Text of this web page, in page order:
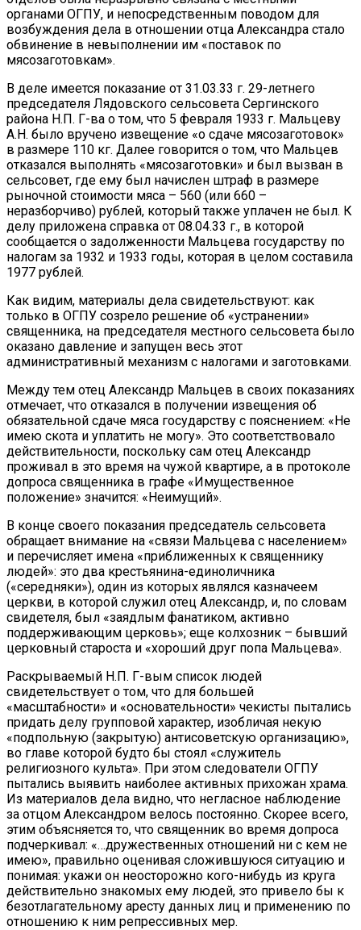
органами ОГПУ, и непосредственным поводом для
возбуждения дела в отношении отца Александра стало
обвинение в невыполнении им «поставок по
мясозаготовкам».
В деле имеется показание от 31.03.33 г. 29-летнего
председателя Лядовского сельсовета Сергинского
района Н.П. Г-ва о том, что 5 февраля 1933 г. Мальцеву
А.Н. было вручено извещение «о сдаче мясозаготовок»
в размере 110 кг. Далее говорится о том, что Мальцев
отказался выполнять «мясозаготовки» и был вызван в
сельсовет, где ему был начислен штраф в размере
рыночной стоимости мяса – 560 (или 660 –
неразборчиво) рублей, который также уплачен не был. К
делу приложена справка от 08.04.33 г., в которой
сообщается о задолженности Мальцева государству по
налогам за 1932 и 1933 годы, которая в целом составила
1977 рублей.
Как видим, материалы дела свидетельствуют: как
только в ОГПУ созрело решение об «устранении»
священника, на председателя местного сельсовета было
оказано давление и запущен весь этот
административный механизм с налогами и заготовками.
Между тем отец Александр Мальцев в своих показаниях
отмечает, что отказался в получении извещения об
обязательной сдаче мяса государству с пояснением: «Не
имею скота и уплатить не могу». Это соответствовало
действительности, поскольку сам отец Александр
проживал в это время на чужой квартире, а в протоколе
допроса священника в графе «Имущественное
положение» значится: «Неимущий».
В конце своего показания председатель сельсовета
обращает внимание на «связи Мальцева с населением»
и перечисляет имена «приближенных к священнику
людей»: это два крестьянина-единоличника
(«середняки»), один из которых являлся казначеем
церкви, в которой служил отец Александр, и, по словам
свидетеля, был «заядлым фанатиком, активно
поддерживающим церковь»; еще колхозник – бывший
церковный староста и «хороший друг попа Мальцева».
Раскрываемый Н.П. Г-вым список людей
свидетельствует о том, что для большей
«масштабности» и «основательности» чекисты пытались
придать делу групповой характер, изобличая некую
«подпольную (закрытую) антисоветскую организацию»,
во главе которой будто бы стоял «служитель
религиозного культа». При этом следователи ОГПУ
пытались выявить наиболее активных прихожан храма.
Из материалов дела видно, что негласное наблюдение
за отцом Александром велось постоянно. Скорее всего,
этим объясняется то, что священник во время допроса
подчеркивал: «…дружественных отношений ни с кем не
имею», правильно оценивая сложившуюся ситуацию и
понимая: укажи он неосторожно кого-нибудь из круга
действительно знакомых ему людей, это привело бы к
безотлагательному аресту данных лиц и применению по
отношению к ним репрессивных мер.